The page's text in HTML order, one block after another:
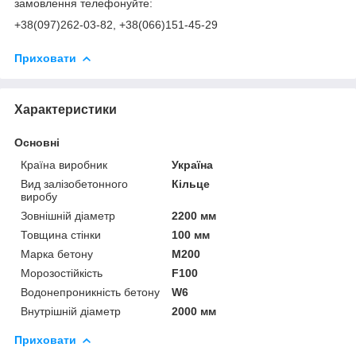
замовлення телефонуйте:
+38(097)262-03-82 , +38(066)151-45-29
Приховати
Характеристики
Основні
Країна виробник
Україна
Вид залізобетонного
виробу
Кільце
Зовнішній діаметр
2200 мм
Товщина стінки
100 мм
Марка бетону
М200
Морозостійкість
F100
Водонепроникність бетону
W6
Внутрішній діаметр
2000 мм
Приховати